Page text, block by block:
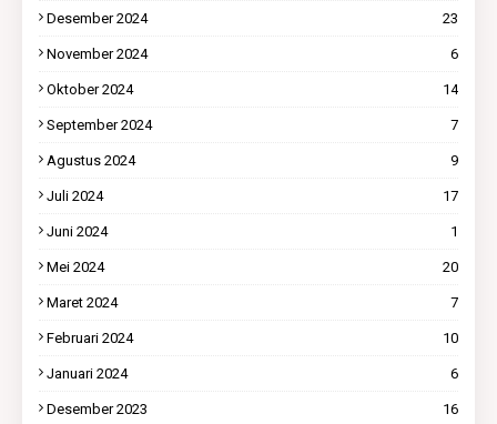
Desember 2024 23
November 2024 6
Oktober 2024 14
September 2024 7
Agustus 2024 9
Juli 2024 17
Juni 2024 1
Mei 2024 20
Maret 2024 7
Februari 2024 10
Januari 2024 6
Desember 2023 16